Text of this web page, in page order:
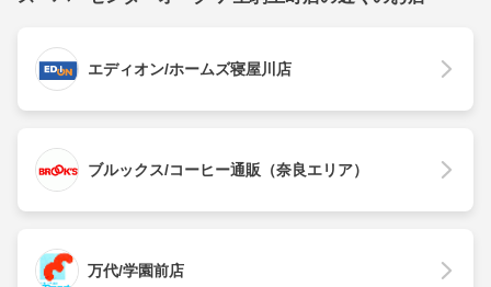
エディオン/ホームズ寝屋川店
ブルックス/コーヒー通販（奈良エリア）
万代/学園前店